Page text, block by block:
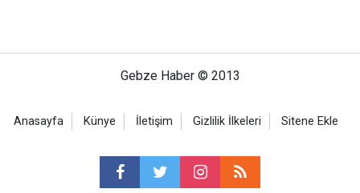
Gebze Haber © 2013
Anasayfa Künye İletişim Gizlilik İlkeleri Sitene Ekle